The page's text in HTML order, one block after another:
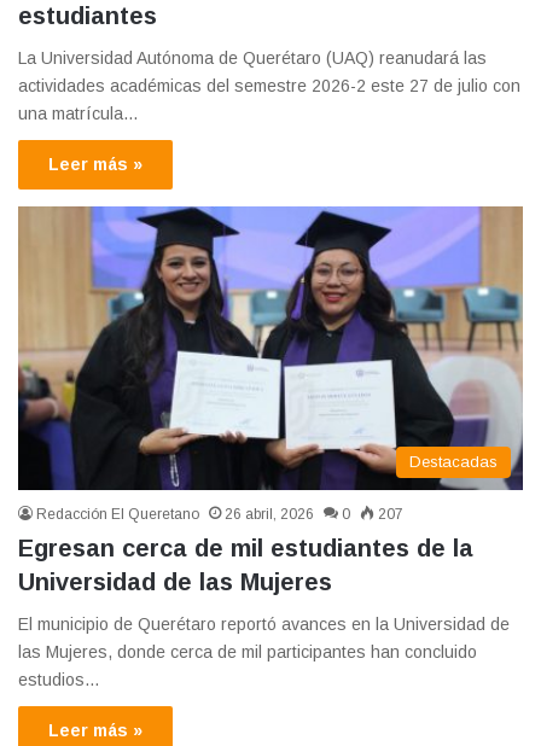
estudiantes
La Universidad Autónoma de Querétaro (UAQ) reanudará las
actividades académicas del semestre 2026-2 este 27 de julio con
una matrícula…
Leer más »
Destacadas
Redacción El Queretano 26 abril, 2026 0 207
Egresan cerca de mil estudiantes de la
Universidad de las Mujeres
El municipio de Querétaro reportó avances en la Universidad de
las Mujeres, donde cerca de mil participantes han concluido
estudios…
Leer más »